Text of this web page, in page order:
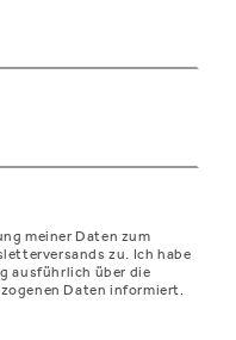
meiner Daten zum
zu. Ich habe
ausführlich über die
Daten informiert.